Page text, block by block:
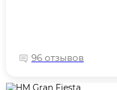
96 отзывов